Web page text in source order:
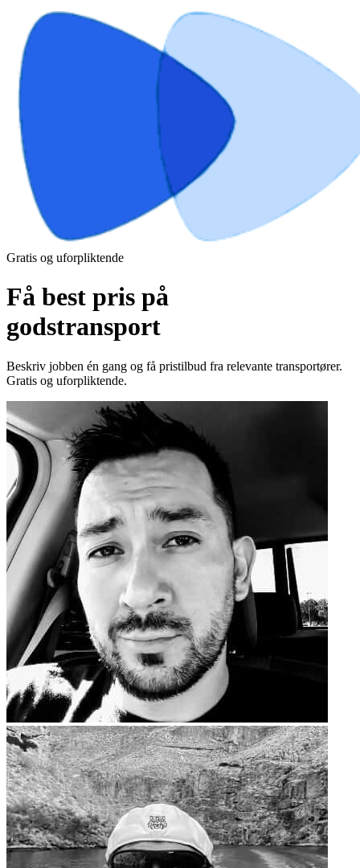
Gratis og uforpliktende
Få best pris på
godstransport
Beskriv jobben én gang og få pristilbud fra relevante transportører.
Gratis og uforpliktende.